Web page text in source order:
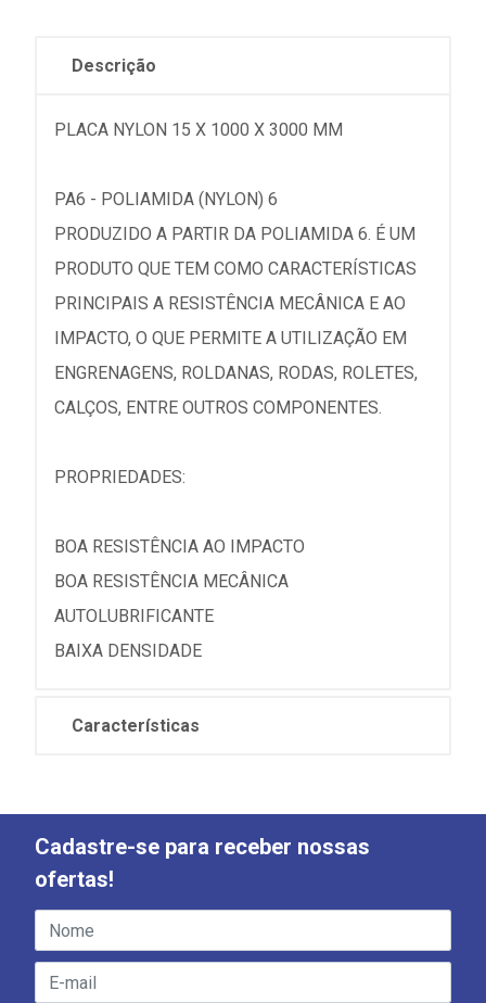
Descrição
PLACA NYLON 15 X 1000 X 3000 MM
PA6 - POLIAMIDA (NYLON) 6
PRODUZIDO A PARTIR DA POLIAMIDA 6. É UM
PRODUTO QUE TEM COMO CARACTERÍSTICAS
PRINCIPAIS A RESISTÊNCIA MECÂNICA E AO
IMPACTO, O QUE PERMITE A UTILIZAÇÃO EM
ENGRENAGENS, ROLDANAS, RODAS, ROLETES,
CALÇOS, ENTRE OUTROS COMPONENTES.
PROPRIEDADES:
BOA RESISTÊNCIA AO IMPACTO
BOA RESISTÊNCIA MECÂNICA
AUTOLUBRIFICANTE
BAIXA DENSIDADE
Características
Cadastre-se para receber nossas
ofertas!